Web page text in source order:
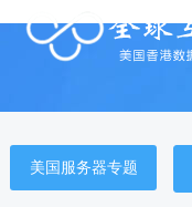
美国服务器专题